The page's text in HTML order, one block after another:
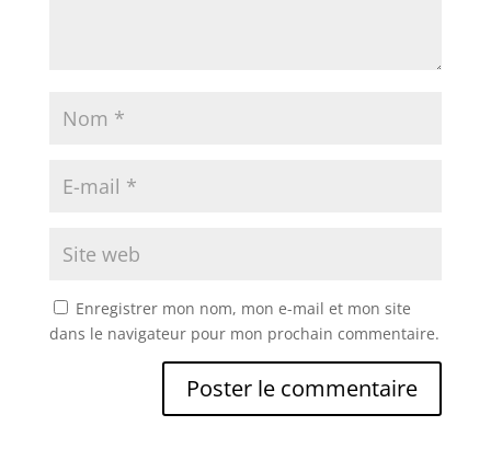
Enregistrer mon nom, mon e-mail et mon site
dans le navigateur pour mon prochain commentaire.